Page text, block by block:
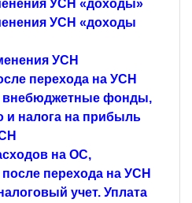
УСН «доходы»
УСН «доходы
УСН
перехода на УСН
внебюджетные фонды,
и налога на прибыль
на ОС,
перехода на УСН
учет. Уплата